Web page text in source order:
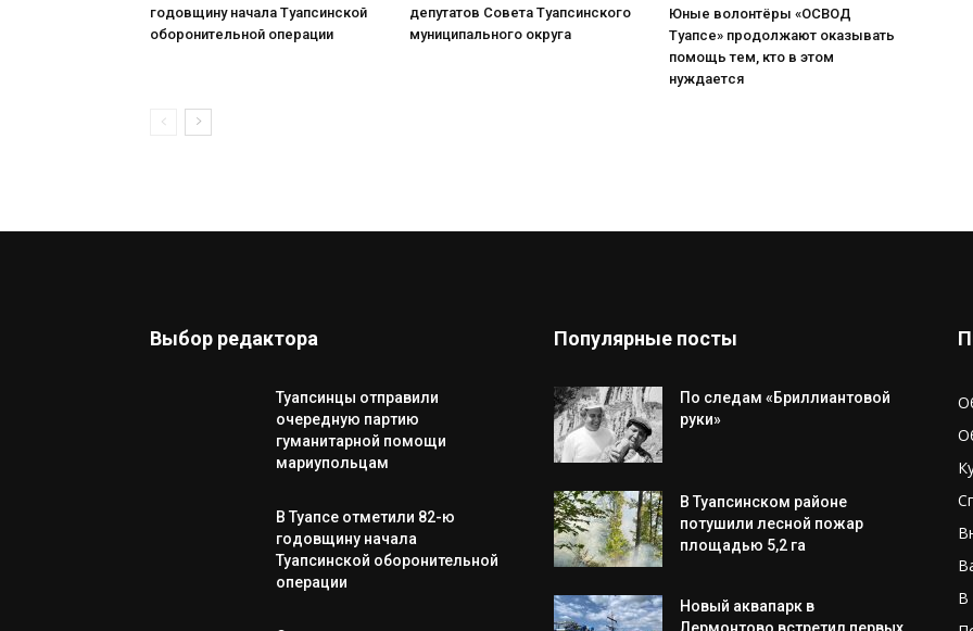
годовщину начала Туапсинской
оборонительной операции
депутатов Совета Туапсинского
муниципального округа
Юные волонтёры «ОСВОД
Туапсе» продолжают оказывать
помощь тем, кто в этом
нуждается
Выбор редактора
Туапсинцы отправили
очередную партию
гуманитарной помощи
мариупольцам
В Туапсе отметили 82-ю
годовщину начала
Туапсинской оборонительной
операции
Популярные посты
По следам «Бриллиантовой
руки»
В Туапсинском районе
потушили лесной пожар
площадью 5,2 га
Новый аквапарк в
В